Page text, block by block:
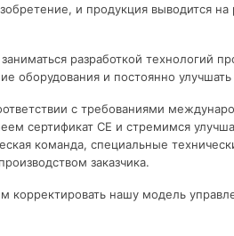
и продукция выводится
разработкой технологий
оборудования и постоянно
с требованиями
сертификат CE и стремимся
команда, специальные
заказчика.
корректировать нашу модель